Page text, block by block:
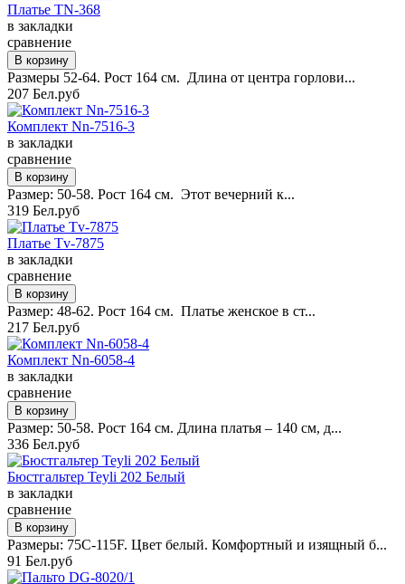
Платье TN-368
в закладки
сравнение
Размеры 52-64. Рост 164 см. Длина от центра горлови...
207 Бел.руб
Комплект Nn-7516-3
в закладки
сравнение
Размер: 50-58. Рост 164 см. Этот вечерний к...
319 Бел.руб
Платье Tv-7875
в закладки
сравнение
Размер: 48-62. Рост 164 см. Платье женское в ст...
217 Бел.руб
Комплект Nn-6058-4
в закладки
сравнение
Размер: 50-58. Рост 164 см. Длина платья – 140 см, д...
336 Бел.руб
Бюстгальтер Teyli 202 Белый
в закладки
сравнение
Размеры: 75С-115F. Цвет белый. Комфортный и изящный б...
91 Бел.руб